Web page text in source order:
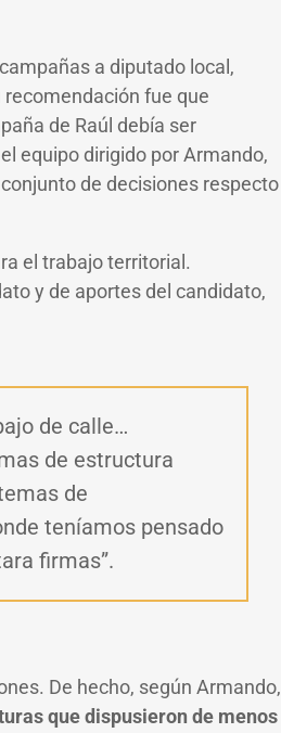
a diputado local,
fue que
de Raúl debía ser
equipo dirigido por Armando,
de decisiones respecto
el trabajo territorial.
y de aportes del candidato,
de calle…
de estructura
de
teníamos pensado
firmas”.
De hecho, según Armando,
que dispusieron de menos